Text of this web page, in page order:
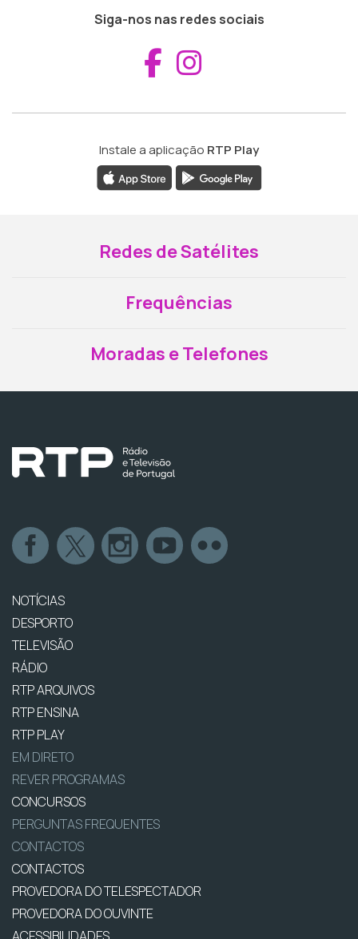
Siga-nos nas redes sociais
Aceder ao
Instale a aplicação RTP Play
Redes de Satélites
Frequências
Moradas e Telefones
NOTÍCIAS
DESPORTO
TELEVISÃO
RÁDIO
RTP ARQUIVOS
RTP ENSINA
RTP PLAY
EM DIRETO
REVER PROGRAMAS
CONCURSOS
PERGUNTAS FREQUENTES
CONTACTOS
CONTACTOS
PROVEDORA DO TELESPECTADOR
PROVEDORA DO OUVINTE